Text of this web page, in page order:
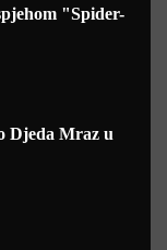
"Spider-
Djeda Mraz u